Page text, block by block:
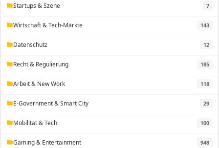
folderStartups & Szene 7
folderWirtschaft & Tech-Märkte 143
folderDatenschutz 12
folderRecht & Regulierung 185
folderArbeit & New Work 118
folderE-Government & Smart City 29
folderMobilität & Tech 100
folderGaming & Entertainment 948